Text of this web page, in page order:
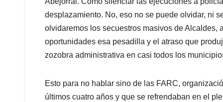
desplazamiento. No, eso no se puede olvidar, ni
olvidaremos los secuestros masivos de Alcaldes,
oportunidades esa pesadilla y el atraso que
zozobra administrativa en casi todos los
Esto para no hablar sino de las FARC,
últimos cuatro años y que se refrendaban en el